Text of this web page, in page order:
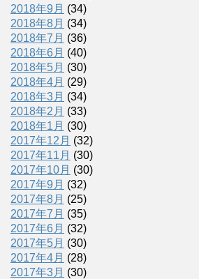
2018年9月 (34)
2018年8月 (34)
2018年7月 (36)
2018年6月 (40)
2018年5月 (30)
2018年4月 (29)
2018年3月 (34)
2018年2月 (33)
2018年1月 (30)
2017年12月 (32)
2017年11月 (30)
2017年10月 (30)
2017年9月 (32)
2017年8月 (25)
2017年7月 (35)
2017年6月 (32)
2017年5月 (30)
2017年4月 (28)
2017年3月 (30)